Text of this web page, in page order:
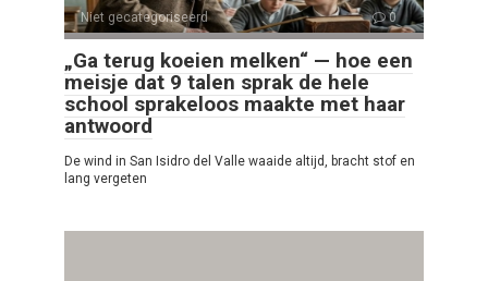
Niet gecategoriseerd 0
„Ga terug koeien melken“ — hoe een
meisje dat 9 talen sprak de hele
school sprakeloos maakte met haar
antwoord
De wind in San Isidro del Valle waaide altijd, bracht stof en
lang vergeten